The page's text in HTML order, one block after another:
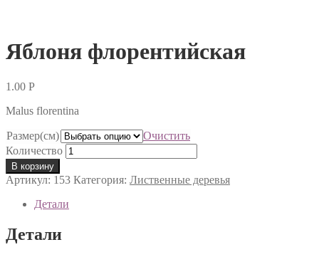
Яблоня флорентийская
1.00 Р
Malus florentina
Размер(см)
Очистить
Количество
В корзину
Артикул: 153 Категория: Лиственные деревья
Детали
Детали